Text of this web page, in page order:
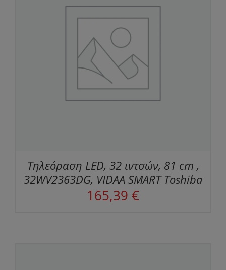
Τηλεόραση LED, 32 ιντσών, 81 cm ,
32WV2363DG, VIDAA SMART Toshiba
165,39 €